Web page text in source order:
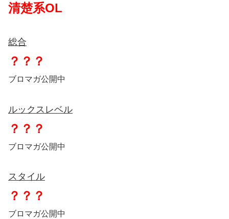
清楚系OL
総合
？？？
ブロマガ公開中
ルックスレベル
？？？
ブロマガ公開中
スタイル
？？？
ブロマガ公開中